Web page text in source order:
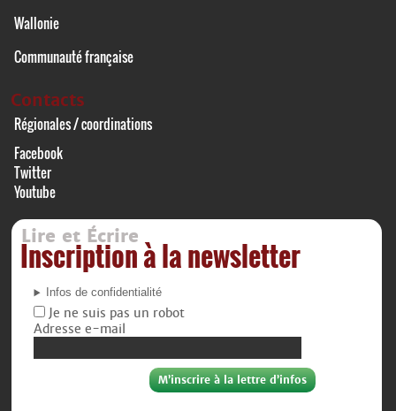
Wallonie
Communauté française
Contacts
Régionales / coordinations
Facebook
Twitter
Youtube
Lire et Écrire
Inscription à la newsletter
Infos de confidentialité
Je ne suis pas un robot
Adresse e-mail